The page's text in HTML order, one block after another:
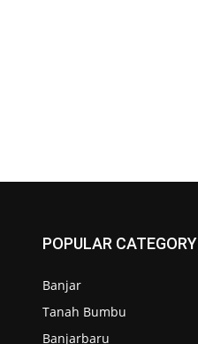
POPULAR CATEGORY
Banjar
Tanah Bumbu
Banjarbaru